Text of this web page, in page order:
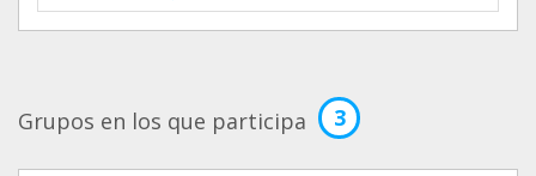
Grupos en los que participa 3